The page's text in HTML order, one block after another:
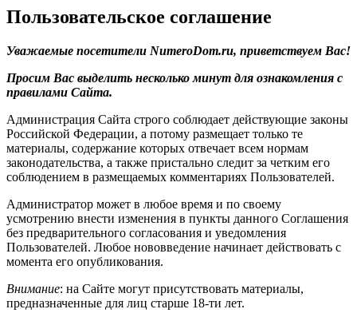
Пользовательское соглашение
Уважаемые посетители NumeroDom.ru, приветствуем Вас!
Просим Вас выделить несколько минут для ознакомления с
правилами Сайта.
Администрация Сайта строго соблюдает действующие законы
Российской Федерации, а потому размещает только те
материалы, содержание которых отвечает всем нормам
законодательства, а также пристально следит за четким его
соблюдением в размещаемых комментариях Пользователей.
Администратор может в любое время и по своему
усмотрению внести изменения в пункты данного Соглашения
без предварительного согласования и уведомления
Пользователей. Любое нововведение начинает действовать с
момента его опубликования.
Внимание: на Сайте могут присутствовать материалы,
предназначенные для лиц старше 18-ти лет.